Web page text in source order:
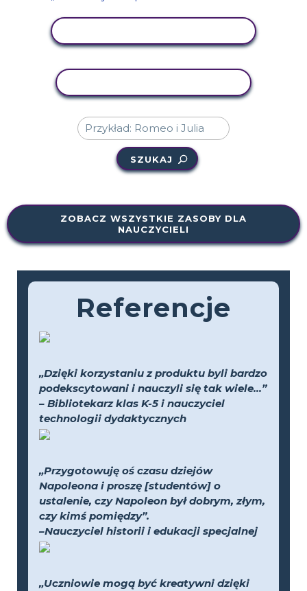
SZUKAJ
ZOBACZ WSZYSTKIE ZASOBY DLA
NAUCZYCIELI
Referencje
„Dzięki korzystaniu z produktu byli bardzo
podekscytowani i nauczyli się tak wiele...”
– Bibliotekarz klas K-5 i nauczyciel
technologii dydaktycznych
„Przygotowuję oś czasu dziejów
Napoleona i proszę [studentów] o
ustalenie, czy Napoleon był dobrym, złym,
czy kimś pomiędzy”.
–Nauczyciel historii i edukacji specjalnej
„Uczniowie mogą być kreatywni dzięki